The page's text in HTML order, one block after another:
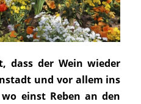
dass der Wein wieder
und vor allem ins
einst Reben an den